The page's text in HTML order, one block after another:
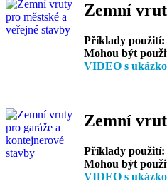
Zemní
Příklady použití:
Mohou být
VIDEO s
Zemní
Příklady použití:
Mohou být
VIDEO s